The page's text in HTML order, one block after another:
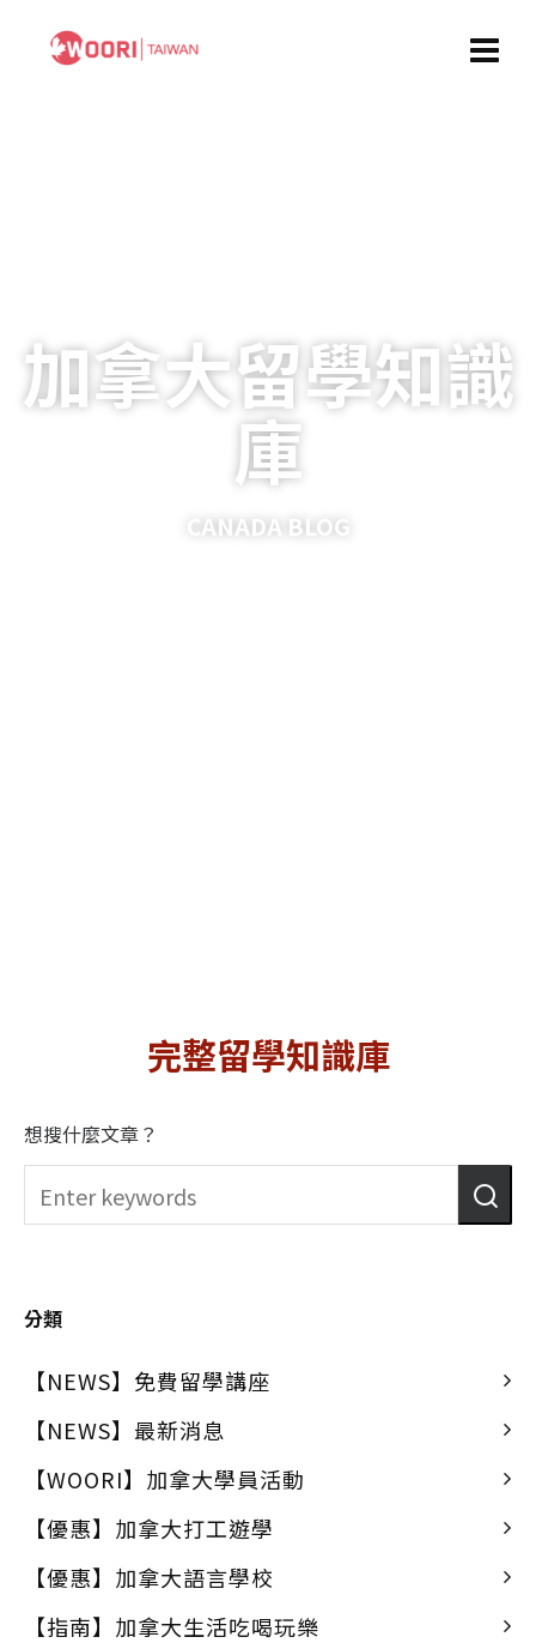
加拿大留學知識
庫
CANADA BLOG
完整留學知識庫
想搜什麼文章？
分類
【NEWS】免費留學講座
【NEWS】最新消息
【WOORI】加拿大學員活動
【優惠】加拿大打工遊學
【優惠】加拿大語言學校
【指南】加拿大生活吃喝玩樂